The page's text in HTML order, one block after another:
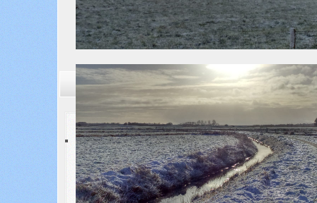
Aktuelle Seite: Startseite Aktuelles Veranstaltungen/
Terminkalender